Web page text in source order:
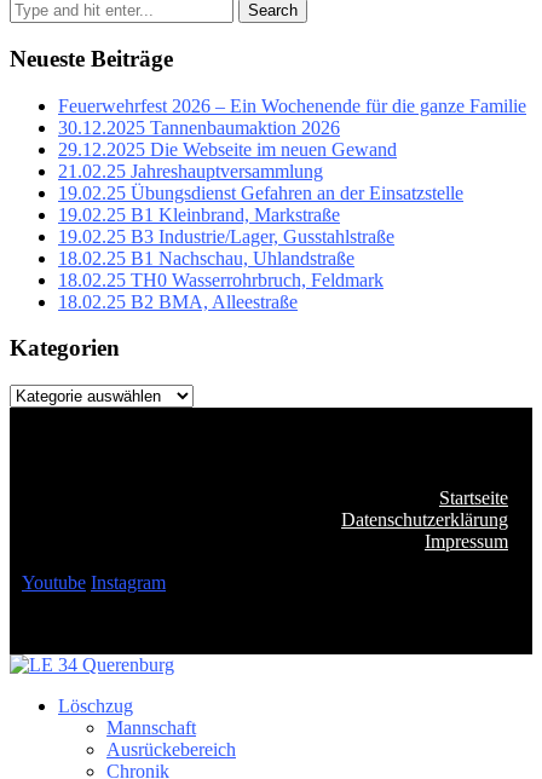
Search
Neueste Beiträge
Feuerwehrfest 2026 – Ein Wochenende für die ganze Familie
30.12.2025 Tannenbaumaktion 2026
29.12.2025 Die Webseite im neuen Gewand
21.02.25 Jahreshauptversammlung
19.02.25 Übungsdienst Gefahren an der Einsatzstelle
19.02.25 B1 Kleinbrand, Markstraße
19.02.25 B3 Industrie/Lager, Gusstahlstraße
18.02.25 B1 Nachschau, Uhlandstraße
18.02.25 TH0 Wasserrohrbruch, Feldmark
18.02.25 B2 BMA, Alleestraße
Kategorien
Kategorien
Startseite
Datenschutzerklärung
Impressum
Youtube Instagram
Löschzug
Mannschaft
Ausrückebereich
Chronik